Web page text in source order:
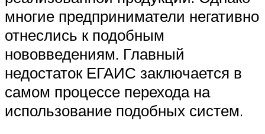
многие предприниматели негативно
отнеслись к подобным
нововведениям. Главный
недостаток ЕГАИС заключается в
самом процессе перехода на
использование подобных систем.